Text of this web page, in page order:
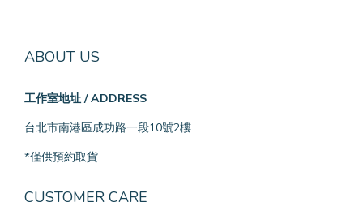
ABOUT US
工作室地址 / ADDRESS
台北市南港區成功路一段10號2樓
*僅供預約取貨
CUSTOMER CARE